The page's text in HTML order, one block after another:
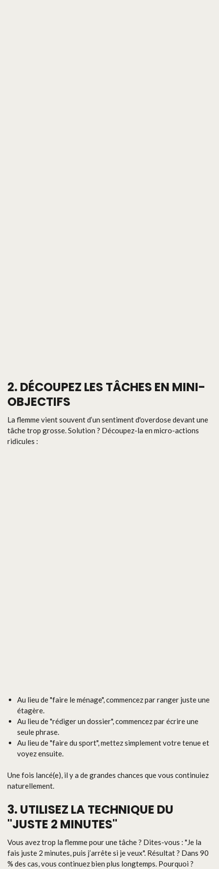
2. DÉCOUPEZ LES TÂCHES EN MINI-
OBJECTIFS
La flemme vient souvent d’un sentiment d'overdose devant une
tâche trop grosse. Solution ? Découpez-la en micro-actions
ridicules :
Au lieu de "faire le ménage", commencez par ranger juste une
étagère.
Au lieu de "rédiger un dossier", commencez par écrire une
seule phrase.
Au lieu de "faire du sport", mettez simplement votre tenue et
voyez ensuite.
Une fois lancé(e), il y a de grandes chances que vous continuiez
naturellement.
3. UTILISEZ LA TECHNIQUE DU
"JUSTE 2 MINUTES"
Vous avez trop la flemme pour une tâche ? Dites-vous : "Je la
fais juste 2 minutes, puis j’arrête si je veux". Résultat ? Dans 90
% des cas, vous continuez bien plus longtemps. Pourquoi ?